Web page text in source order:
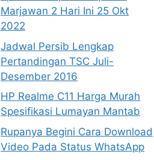
Marjawan 2 Hari Ini 25 Okt
2022
Jadwal Persib Lengkap
Pertandingan TSC Juli-
Desember 2016
HP Realme C11 Harga Murah
Spesifikasi Lumayan Mantab
Rupanya Begini Cara Download
Video Pada Status WhatsApp